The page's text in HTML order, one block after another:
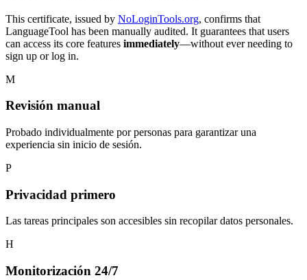
This certificate, issued by NoLoginTools.org, confirms that
LanguageTool has been manually audited. It guarantees that users
can access its core features immediately—without ever needing to
sign up or log in.
M
Revisión manual
Probado individualmente por personas para garantizar una
experiencia sin inicio de sesión.
P
Privacidad primero
Las tareas principales son accesibles sin recopilar datos personales.
H
Monitorización 24/7